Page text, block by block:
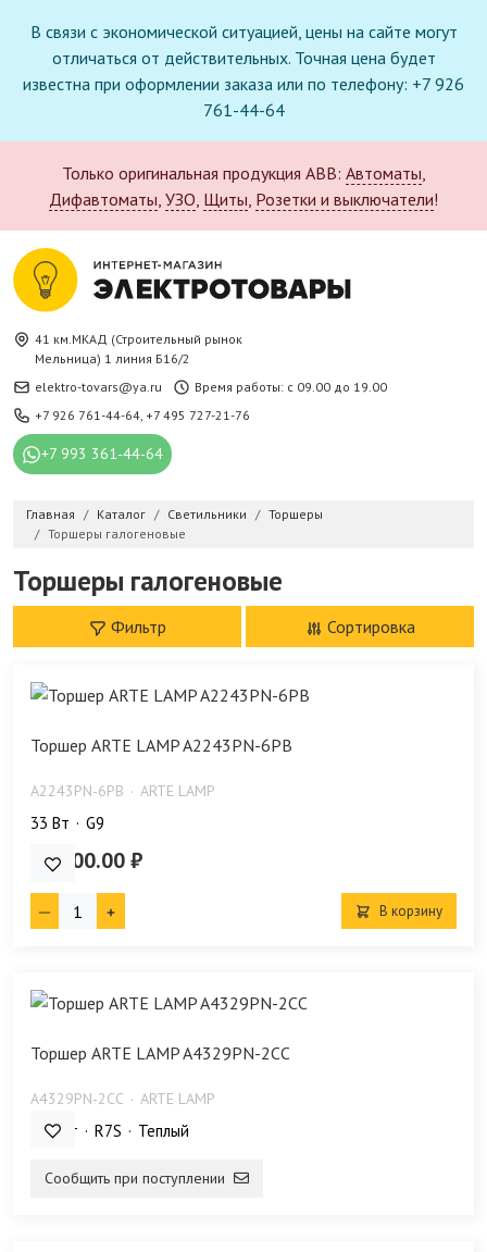
В связи с экономической ситуацией, цены на сайте могут
отличаться от действительных. Точная цена будет
известна при оформлении заказа или по телефону: +7 926
761-44-64
Только оригинальная продукция ABB: Автоматы,
Дифавтоматы, УЗО, Щиты, Розетки и выключатели!
41 км.МКАД (Строительный рынок
Мельница) 1 линия Б16/2
elektro-tovars@ya.ru
Время работы: с 09.00 до 19.00
+7 926 761-44-64, +7 495 727-21-76
+7 993 361-44-64
Главная Каталог Светильники
Торшеры
Торшеры галогеновые
Торшеры галогеновые
Фильтр Сортировка
Торшер ARTE LAMP A2243PN-6PB
A2243PN-6PB ARTE LAMP
33 Bт G9
14 900.00 ₽
В корзину
Торшер ARTE LAMP A4329PN-2CC
A4329PN-2CC ARTE LAMP
230 Bт R7S Теплый
Сообщить при поступлении